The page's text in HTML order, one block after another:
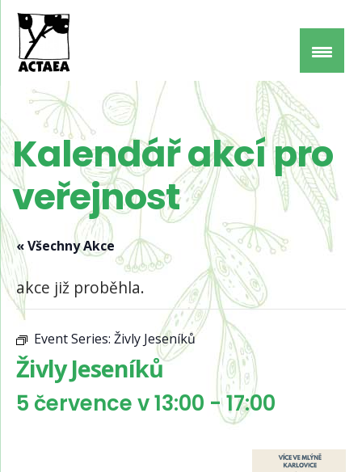
Kalendář akcí pro
veřejnost
« Všechny Akce
akce již proběhla.
Event Series: Živly Jeseníků
Živly Jeseníků
5 července v 13:00 -17:00